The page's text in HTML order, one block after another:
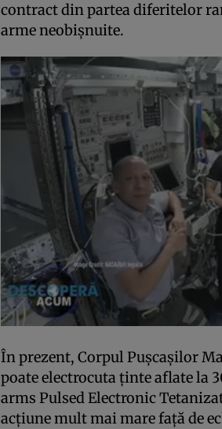
contract din partea diferitelor
arme neobișnuite.
În prezent, Corpul Pușcașilor
poate electrocuta ținte aflate la
arms Pulsed Electronic
acțiune mult mai mare față de